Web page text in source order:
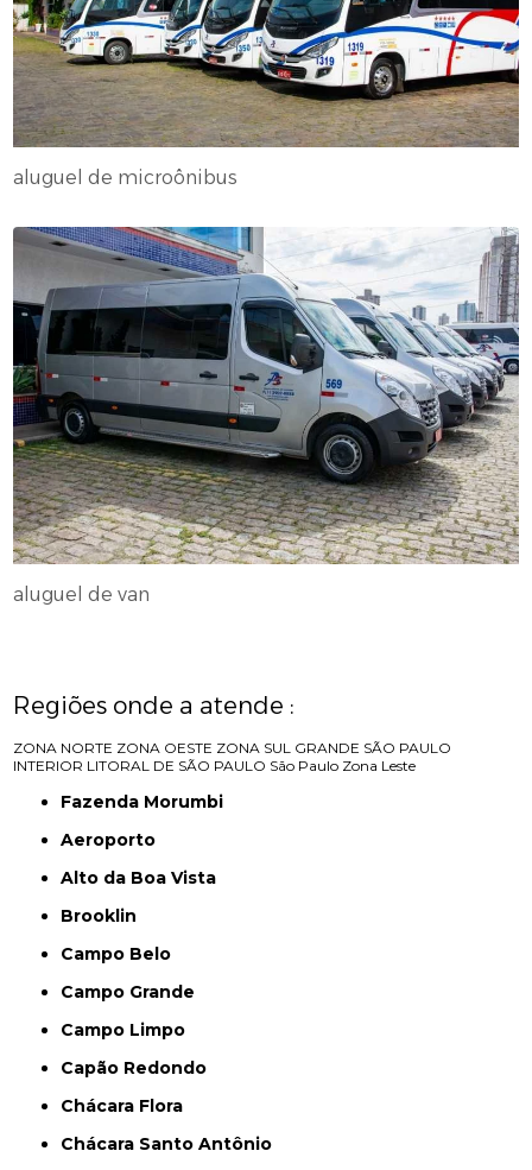
aluguel de microônibus
aluguel de van
Regiões onde a atende :
ZONA NORTE ZONA OESTE ZONA SUL GRANDE SÃO PAULO
INTERIOR LITORAL DE SÃO PAULO São Paulo Zona Leste
Fazenda Morumbi
Aeroporto
Alto da Boa Vista
Brooklin
Campo Belo
Campo Grande
Campo Limpo
Capão Redondo
Chácara Flora
Chácara Santo Antônio